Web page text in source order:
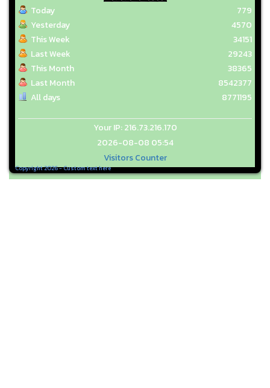
Copyright 2026 - Custom text here
Today
Yesterday
This Week
Last Week
This Month
Last Month
All days
779
4570
34151
29243
38365
8542377
8771195
Your IP: 216.73.216.170
2026-08-08 05:54
Visitors Counter